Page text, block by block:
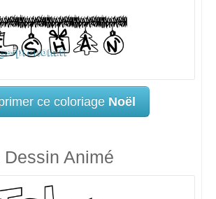
ce coloriage Noël
Dessin Animé